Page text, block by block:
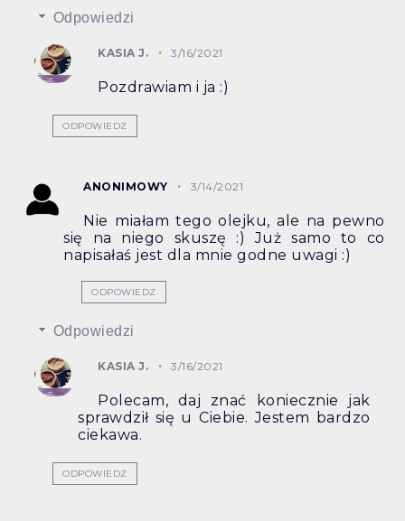
Odpowiedzi
KASIA J. 3/16/2021
Pozdrawiam i ja :)
ODPOWIEDZ
ANONIMOWY 3/14/2021
Nie miałam tego olejku, ale na pewno
się na niego skuszę :) Już samo to co
napisałaś jest dla mnie godne uwagi :)
ODPOWIEDZ
Odpowiedzi
KASIA J. 3/16/2021
Polecam, daj znać koniecznie jak
sprawdził się u Ciebie. Jestem bardzo
ciekawa.
ODPOWIEDZ